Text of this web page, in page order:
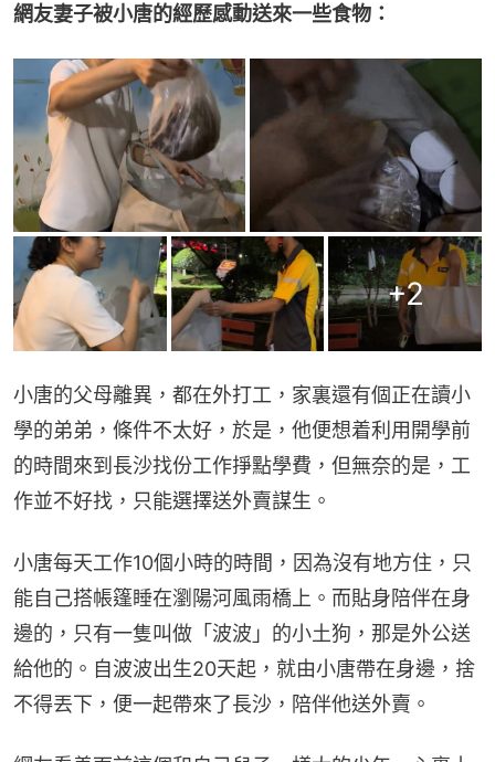
網友妻子被小唐的經歷感動送來一些食物：
+2
小唐的父母離異，都在外打工，家裏還有個正在讀小
學的弟弟，條件不太好，於是，他便想着利用開學前
的時間來到長沙找份工作掙點學費，但無奈的是，工
作並不好找，只能選擇送外賣謀生。
小唐每天工作10個小時的時間，因為沒有地方住，只
能自己搭帳篷睡在瀏陽河風雨橋上。而貼身陪伴在身
邊的，只有一隻叫做「波波」的小土狗，那是外公送
給他的。自波波出生20天起，就由小唐帶在身邊，捨
不得丟下，便一起帶來了長沙，陪伴他送外賣。